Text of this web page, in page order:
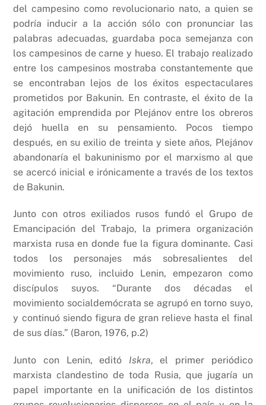
del campesino como revolucionario nato, a quien se
podría inducir a la acción sólo con pronunciar las
palabras adecuadas, guardaba poca semejanza con
los campesinos de carne y hueso. El trabajo realizado
entre los campesinos mostraba constantemente que
se encontraban lejos de los éxitos espectaculares
prometidos por Bakunin. En contraste, el éxito de la
agitación emprendida por Plejánov entre los obreros
dejó huella en su pensamiento. Pocos tiempo
después, en su exilio de treinta y siete años, Plejánov
abandonaría el bakuninismo por el marxismo al que
se acercó inicial e irónicamente a través de los textos
de Bakunin.
Junto con otros exiliados rusos fundó el Grupo de
Emancipación del Trabajo, la primera organización
marxista rusa en donde fue la figura dominante. Casi
todos los personajes más sobresalientes del
movimiento ruso, incluido Lenin, empezaron como
discípulos suyos. “Durante dos décadas el
movimiento socialdemócrata se agrupó en torno suyo,
y continuó siendo figura de gran relieve hasta el final
de sus días.” (Baron, 1976, p.2)
Junto con Lenin, editó Iskra, el primer periódico
marxista clandestino de toda Rusia, que jugaría un
papel importante en la unificación de los distintos